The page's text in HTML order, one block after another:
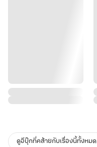
ดูอีบุ๊กที่คล้ายกับเรื่องนี้ทั้งหมด